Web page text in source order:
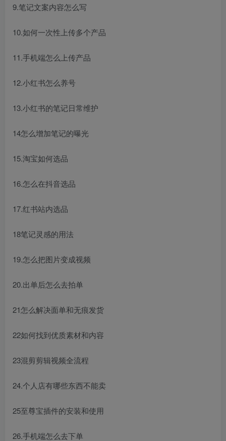
9.笔记文案内容怎么写
10.如何一次性上传多个产品
11.手机端怎么上传产品
12.小红书怎么养号
13.小红书的笔记日常维护
14怎么增加笔记的曝光
15.淘宝如何选品
16.怎么在抖音选品
17.红书站内选品
18笔记灵感的用法
19.怎么把图片变成视频
20.出单后怎么去拍单
21怎么解决面单和无痕发货
22如何找到优质素材和内容
23混剪剪辑视频全流程
24.个人店有哪些东西不能卖
25至尊宝插件的安装和使用
26.手机端怎么去下单